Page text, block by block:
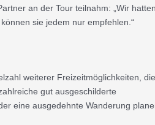
an der Tour teilnahm: „Wir hatten
sie jedem nur empfehlen.“
weiterer Freizeitmöglichkeiten, die
gut ausgeschilderte
eine ausgedehnte Wanderung